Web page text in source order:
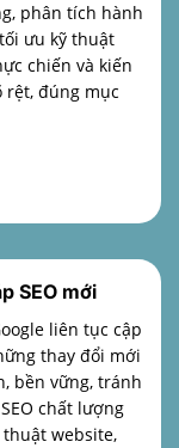
phân tích hành
ưu kỹ thuật
chiến và kiến
đúng mục
SEO mới
liên tục cập
thay đổi mới
bền vững, tránh
chất lượng
website,